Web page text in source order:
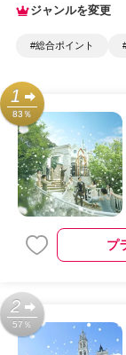
ジャンルを変更
#総合ポイント
1
83％
プ
2
57％